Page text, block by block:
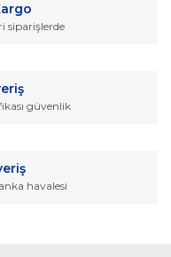
siparişlerde
güvenlik
havalesi